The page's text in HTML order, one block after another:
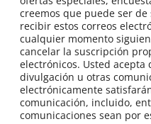
creemos que puede ser
recibir estos correos
cualquier momento
cancelar la suscripción
electrónicos. Usted acepta
divulgación u otras
electrónicamente
comunicación, incluido,
comunicaciones sean por